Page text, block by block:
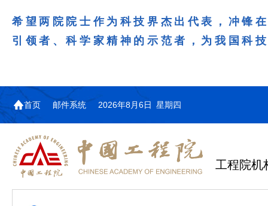
希望两院院士作为科技界杰出代表，冲锋
引领者、科学家精神的示范者，为我国科
首页 邮件系统 2026年8月6日 星期四
工程院机